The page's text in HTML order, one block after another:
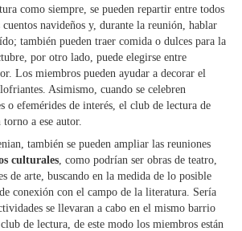
como siempre, se pueden repartir entre todos
navideños y, durante la reunión, hablar
también pueden traer comida o dulces para la
por otro lado, puede elegirse entre
Los miembros pueden ayudar a decorar el
Asimismo, cuando se celebren
o efemérides de interés, el club de lectura de
torno a ese autor.
también se pueden ampliar las reuniones
culturales, como podrían ser obras de teatro,
de arte, buscando en la medida de lo posible
conexión con el campo de la literatura. Sería
se llevaran a cabo en el mismo barrio
de lectura, de este modo los miembros están